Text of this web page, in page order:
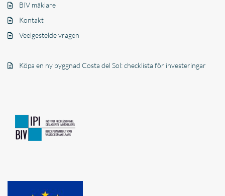
BIV mäklare
Kontakt
Veelgestelde vragen
Köpa en ny byggnad Costa del Sol: checklista för investeringar